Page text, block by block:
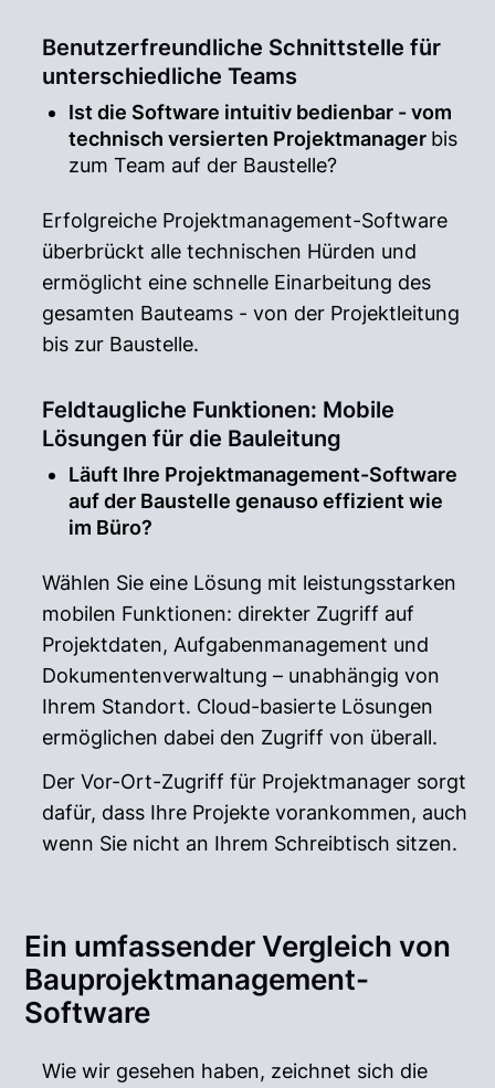
Benutzerfreundliche Schnittstelle für
unterschiedlicheTeams
Ist die Software intuitiv bedienbar - vom
technisch versierten Projektmanager bis
zum Team auf der Baustelle?
Erfolgreiche Projektmanagement-Software
überbrückt alle technischen Hürden und
ermöglicht eine schnelle Einarbeitung des
gesamten Bauteams - von der Projektleitung
bis zur Baustelle.
Feldtaugliche Funktionen: Mobile
Lösungen für die Bauleitung
Läuft Ihre Projektmanagement-Software
auf der Baustelle genauso effizient wie
im Büro?
Wählen Sie eine Lösung mit leistungsstarken
mobilen Funktionen: direkter Zugriff auf
Projektdaten, Aufgabenmanagement und
Dokumentenverwaltung – unabhängig von
Ihrem Standort. Cloud-basierte Lösungen
ermöglichen dabei den Zugriff von überall.
Der Vor-Ort-Zugriff für Projektmanager sorgt
dafür, dass Ihre Projekte vorankommen, auch
wenn Sie nicht an Ihrem Schreibtisch sitzen.
Ein umfassender Vergleich von
Bauprojektmanagement-
Software
Wie wir gesehen haben, zeichnet sich die